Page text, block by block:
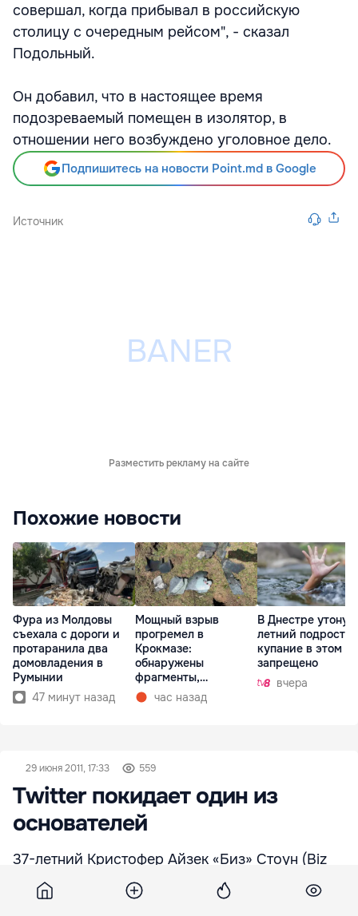
совершал, когда прибывал в российскую
столицу с очередным рейсом", - сказал
Подольный.
Он добавил, что в настоящее время
подозреваемый помещен в изолятор, в
отношении него возбуждено уголовное дело.
Подпишитесь на новости Point.md в Google
Источник
Разместить рекламу на сайте
Похожие новости
Фура из Молдовы
съехала с дороги и
протаранила два
домовладения в
Румынии
47 минут назад
Мощный взрыв
прогремел в
Крокмазе:
обнаружены
фрагменты,
предположительно,
дрона
час назад
В Днестре утонул
летний
купание в этом
запрещено
вчера
29 июня 2011, 17:33 559
Twitter покидает один из
основателей
37-летний Кристофер Айзек «Биз» Стоун (Biz
Stone), один из основателей Twitter-а, решил
покинуть сервис микроблогов, сообщает